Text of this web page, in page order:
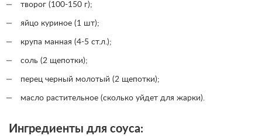
творог (100-150 г);
яйцо куриное (1 шт);
крупа манная (4-5 ст.л.);
соль (2 щепотки);
перец черный молотый (2 щепотки);
масло растительное (сколько уйдет для жарки).
Ингредиенты для соуса: